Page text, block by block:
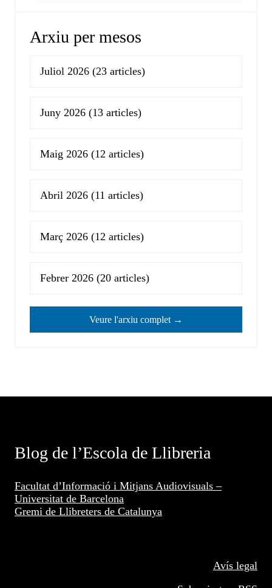
Arxiu per mesos
Juliol 2026 (23 articles)
Juny 2026 (13 articles)
Maig 2026 (12 articles)
Abril 2026 (11 articles)
Març 2026 (12 articles)
Febrer 2026 (20 articles)
Veure l'arxiu complet →
Blog de l’Escola de Llibreria
Facultat d’Informació i Mitjans Audiovisuals –
Universitat de Barcelona
Gremi de Llibreters de Catalunya
Avís legal